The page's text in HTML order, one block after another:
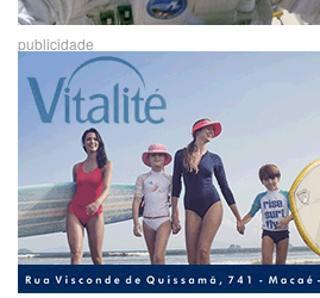
publicidade